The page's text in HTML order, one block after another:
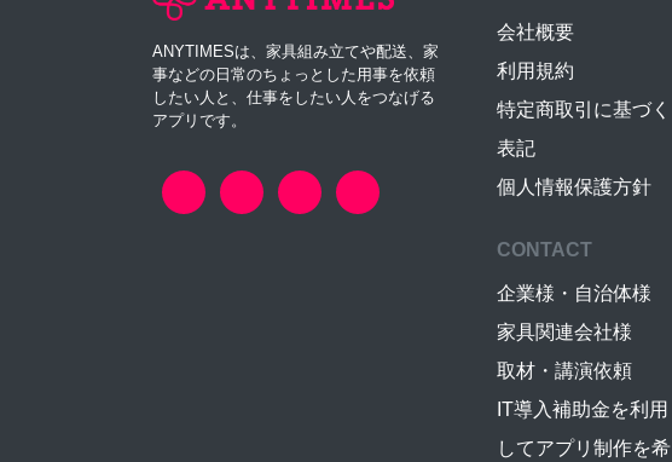
ANYTIMESは、家具組み立てや配送、家
事などの日常のちょっとした用事を依頼
したい人と、仕事をしたい人をつなげる
アプリです。
会社概要
利用規約
特定商取引に基づく
表記
個人情報保護方針
CONTACT
企業様・自治体様
家具関連会社様
取材・講演依頼
IT導入補助金を利用
してアプリ制作を希